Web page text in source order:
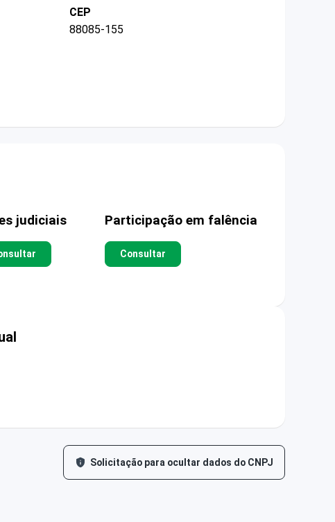
CEP
88085-155
judiciais Participação em falência
Consultar
Solicitação para ocultar dados do CNPJ